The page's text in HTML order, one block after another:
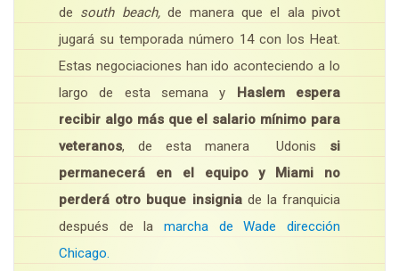
de south beach,de manera que el ala pivot
jugará su temporada número 14 con los Heat.
Estas negociaciones han ido aconteciendo a lo
largo de esta semana y
Haslem espera
recibir algo más que el salario mínimo para
veteranos, de esta manera Udonis si
permanecerá en el equipo y Miami no
perderá otro buque insigniade la franquicia
después de la marcha de Wade dirección
Chicago.